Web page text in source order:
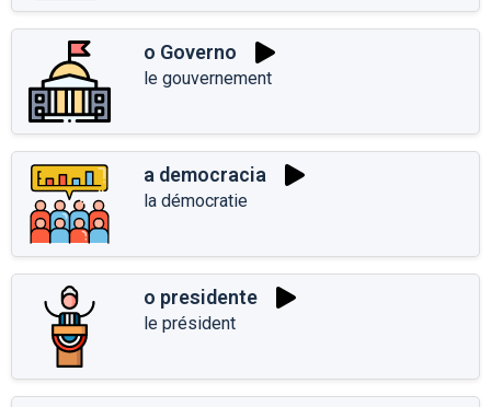
o Governo
le gouvernement
a democracia
la démocratie
o presidente
le président